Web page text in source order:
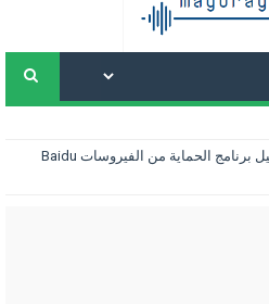
تحميل برنامج الحماية من الفيروسات Baidu